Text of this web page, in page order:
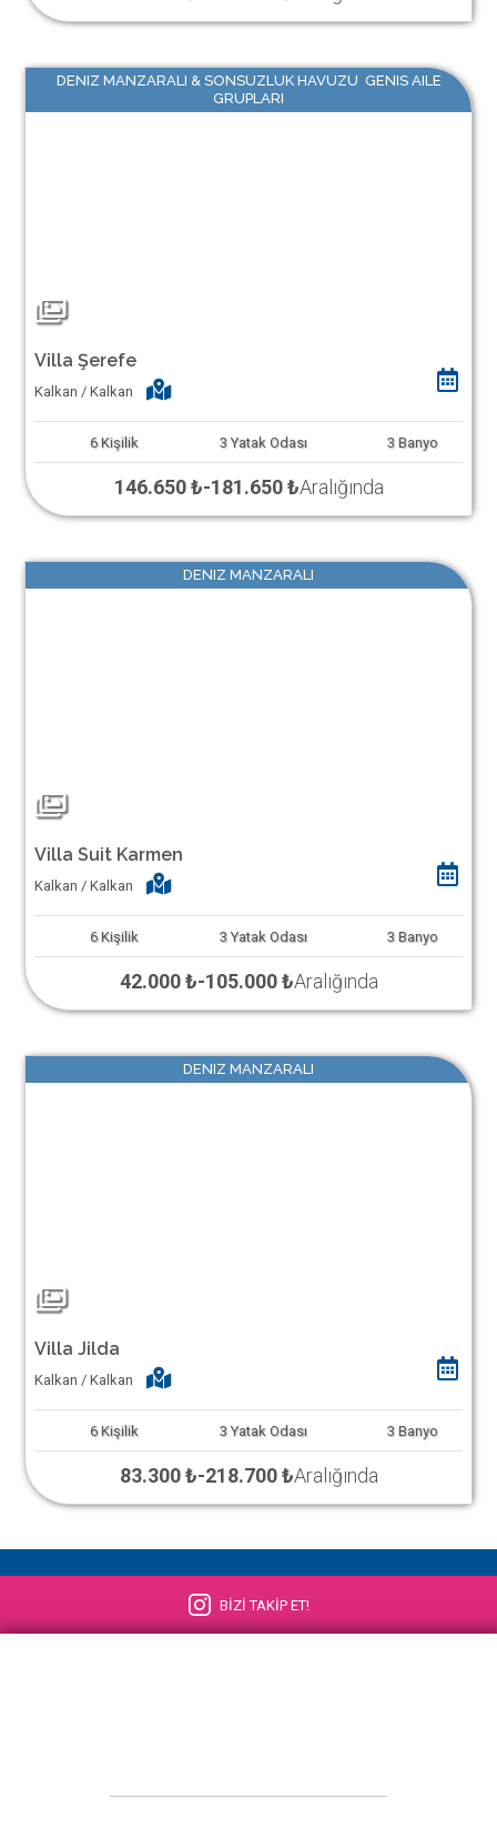
DENIZ MANZARALI & SONSUZLUK HAVUZU GENIS AILE
GRUPLARI
Villa Şerefe
Kalkan / Kalkan
6 Kişilik 3 Yatak Odası 3 Banyo
146.650 ₺-181.650 ₺Aralığında
DENIZ MANZARALI
Villa Suit Karmen
Kalkan / Kalkan
6 Kişilik 3 Yatak Odası 3 Banyo
42.000 ₺-105.000 ₺Aralığında
DENIZ MANZARALI
Villa Jilda
Kalkan / Kalkan
6 Kişilik 3 Yatak Odası 3 Banyo
83.300 ₺-218.700 ₺Aralığında
BİZİ TAKİP ET!